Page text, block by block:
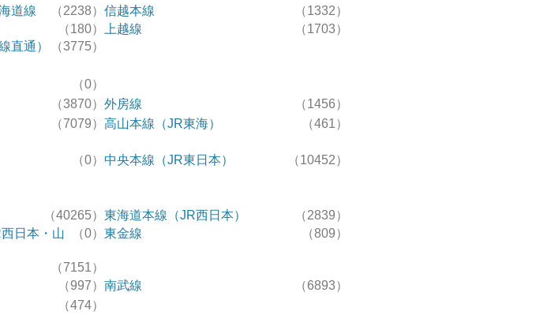
道線 （2238） 信越本線
（1332）
（180） 上越線
（1703）
直通） （3775）
（0）
（3870） 外房線 （1456）
（7079） 高山本線（JR東海）
（461）
（0） 中央本線（JR東日本）
（10452）
（40265） 東海道本線（JR西日本）
（2839）
日本・山
（0） 東金線 （809）
（7151）
（997） 南武線 （6893）
（474）